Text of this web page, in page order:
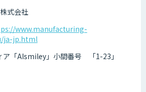
式会社
www.manufacturing-
ja-jp.html
ア「AIsmiley」小間番号 「1-23」